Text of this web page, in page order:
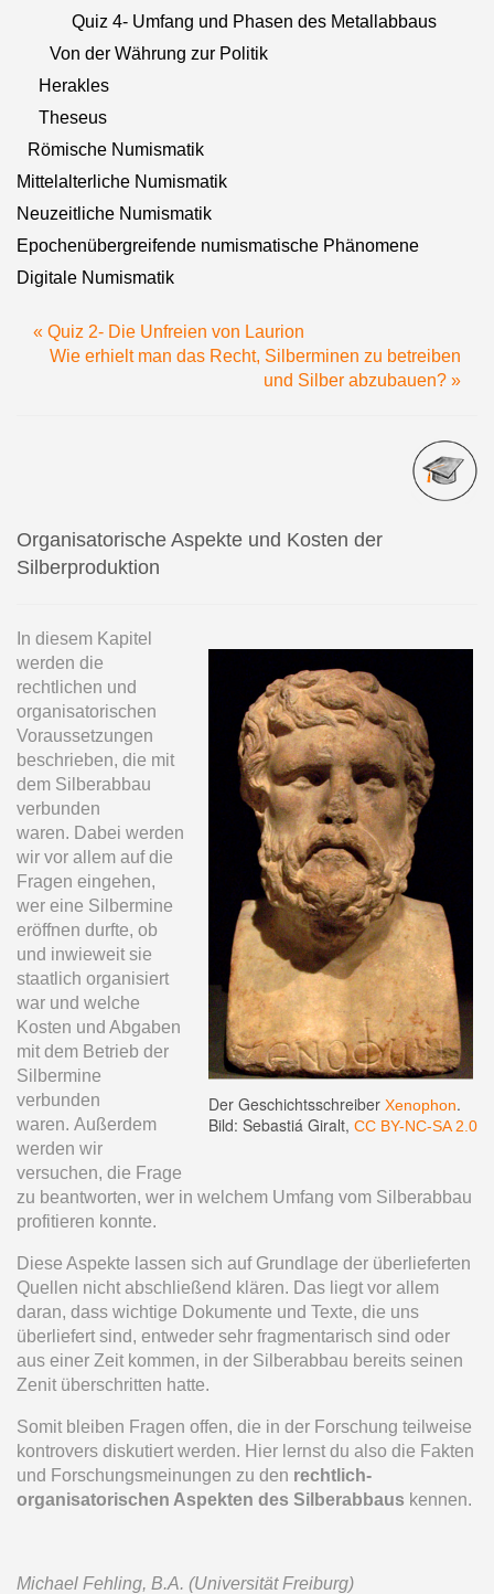
Quiz 4- Umfang und Phasen des Metallabbaus
Von der Währung zur Politik
Herakles
Theseus
Römische Numismatik
Mittelalterliche Numismatik
Neuzeitliche Numismatik
Epochenübergreifende numismatische Phänomene
Digitale Numismatik
« Quiz 2- Die Unfreien von Laurion
Wie erhielt man das Recht, Silberminen zu betreiben
und Silber abzubauen? »
Organisatorische Aspekte und Kosten der
Silberproduktion
Der Geschichtsschreiber Xenophon.
Bild: Sebastiá Giralt, CC BY-NC-SA 2.0
In diesem Kapitel
werden die
rechtlichen und
organisatorischen
Voraussetzungen
beschrieben, die mit
dem Silberabbau
verbunden
waren. Dabei werden
wir vor allem auf die
Fragen eingehen,
wer eine Silbermine
eröffnen durfte, ob
und inwieweit sie
staatlich organisiert
war und welche
Kosten und Abgaben
mit dem Betrieb der
Silbermine
verbunden
waren. Außerdem
werden wir
versuchen, die Frage
zu beantworten, wer in welchem Umfang vom Silberabbau
profitieren konnte.
Diese Aspekte lassen sich auf Grundlage der überlieferten
Quellen nicht abschließend klären. Das liegt vor allem
daran, dass wichtige Dokumente und Texte, die uns
überliefert sind, entweder sehr fragmentarisch sind oder
aus einer Zeit kommen, in der Silberabbau bereits seinen
Zenit überschritten hatte.
Somit bleiben Fragen offen, die in der Forschung teilweise
kontrovers diskutiert werden. Hier lernst du also die Fakten
und Forschungsmeinungen zu den rechtlich-
organisatorischen Aspekten des Silberabbaus kennen.
Michael Fehling, B.A. (Universität Freiburg)